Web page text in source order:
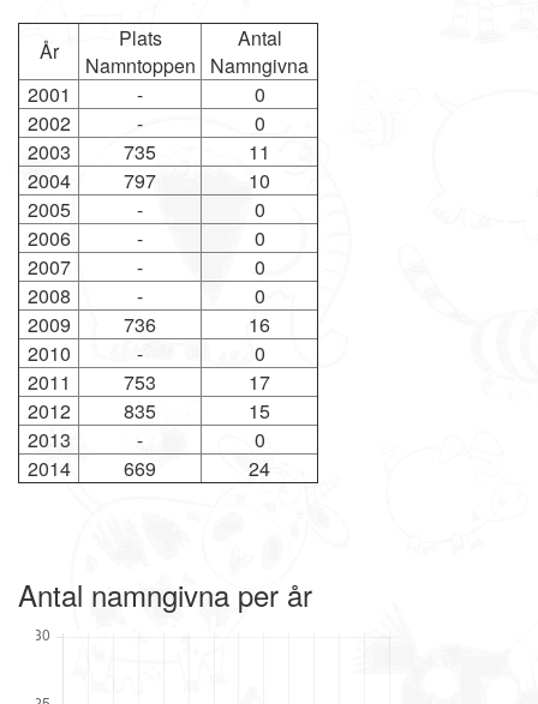
År
Plats
Namntoppen
Antal
Namngivna
2001
-
0
2002
-
0
2003
735
11
2004
797
10
2005
-
0
2006
-
0
2007
-
0
2008
-
0
2009
736
16
2010
-
0
2011
753
17
2012
835
15
2013
-
0
2014
669 24
Antal namngivna per år